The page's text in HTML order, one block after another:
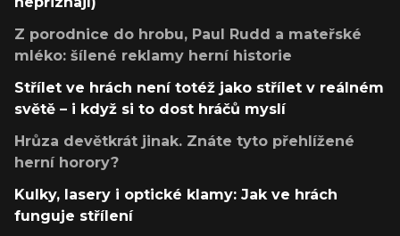
Z porodnice do hrobu, Paul Rudd a mateřské
mléko: šílené reklamy herní historie
Střílet ve hrách není totéž jako střílet v reálném
světě – i když si to dost hráčů myslí
Hrůza devětkrát jinak. Znáte tyto přehlížené
herní horory?
Kulky, lasery i optické klamy: Jak ve hrách
funguje střílení